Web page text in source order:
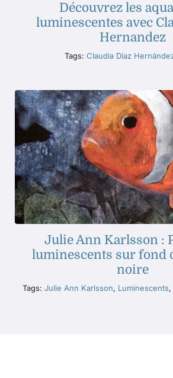
Découvrez les
luminescentes avec
Hernandez
Tags: Claudia Díaz
Julie Ann Karlsson :
luminescents sur fond
noire
Tags: Julie Ann Karlsson, Luminescents,